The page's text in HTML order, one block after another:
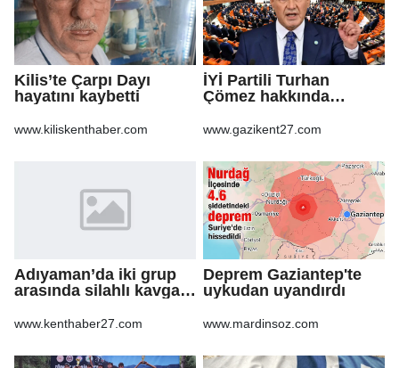
Kilis’te Çarpı Dayı
hayatını kaybetti
www.kiliskenthaber.com
İYİ Partili Turhan
Çömez hakkında
www.gazikent27.com
Adıyaman’da iki grup
arasında silahlı kavga:
www.kenthaber27.com
Deprem Gaziantep'te
uykudan uyandırdı
www.mardinsoz.com